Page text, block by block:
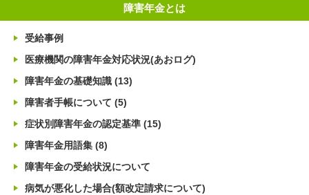
障害年金とは
受給事例
医療機関の障害年金対応状況(あおログ)
障害年金の基礎知識 (13)
障害者手帳について (5)
症状別障害年金の認定基準 (15)
障害年金用語集 (8)
障害年金の受給状況について
病気が悪化した場合(額改定請求について)